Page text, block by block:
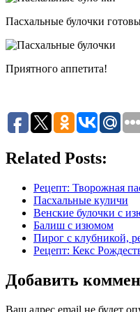
Пасхальные булочки
Приятного аппетита!
Related Posts:
Рецепт: Творожная
Пасхальные куличи
Венские булочки с
Балиш с изюмом
Пирог с клубникой,
Рецепт: Кекс
Добавить
Ваш адрес email не будет